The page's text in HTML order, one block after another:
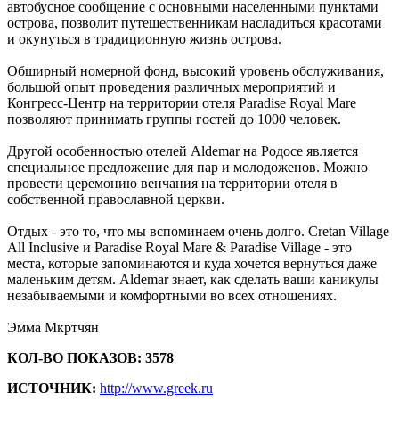
автобусное сообщение с основными населенными пунктами
острова, позволит путешественникам насладиться красотами
и окунуться в традиционную жизнь острова.
Обширный номерной фонд, высокий уровень обслуживания,
большой опыт проведения различных мероприятий и
Конгресс-Центр на территории отеля Paradise Royal Mare
позволяют принимать группы гостей до 1000 человек.
Другой особенностью отелей Aldemar на Родосе является
специальное предложение для пар и молодоженов. Можно
провести церемонию венчания на территории отеля в
собственной православной церкви.
Отдых - это то, что мы вспоминаем очень долго. Cretan Village
All Inclusive и Paradise Royal Mare & Paradise Village - это
места, которые запоминаются и куда хочется вернуться даже
маленьким детям. Aldemar знает, как сделать ваши каникулы
незабываемыми и комфортными во всех отношениях.
Эмма Мкртчян
КОЛ-ВО ПОКАЗОВ: 3578
ИСТОЧНИК: http://www.greek.ru